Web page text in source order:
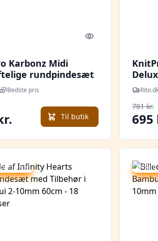
Quick look
Karbonz Midi
rundpindesæt
60-80-100 cm 3-6
Bedste pris
Til butik
cm
781 kr.
695
37 % Udsalg